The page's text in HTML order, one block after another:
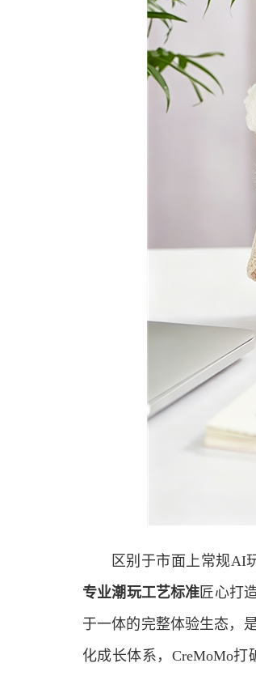
区别于市面上常规AI
专业潮玩工艺标准匠心打
于一体的完整体验生态，
化成长体系，CreMoMo